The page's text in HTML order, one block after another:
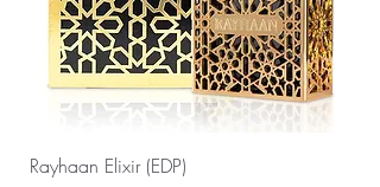
Rayhaan Elixir (EDP)